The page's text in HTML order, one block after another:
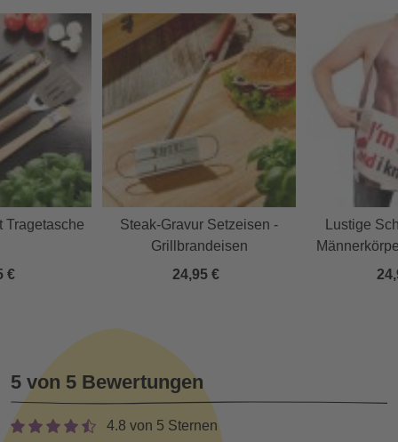
Tragetasche
€
Steak-Gravur Setzeisen -
Grillbrandeisen
24,95 €
Lustige
für
5 von 5 Bewertungen
4.8 von 5 Sternen